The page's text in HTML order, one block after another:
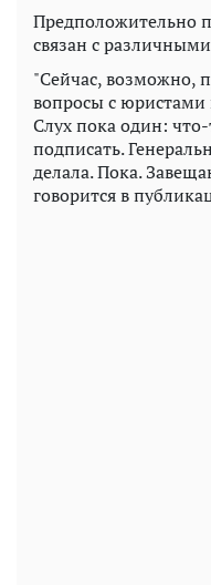
Предположительно
связан с
"Сейчас, возможно,
вопросы с юристами
Слух пока один:
подписать.
делала. Пока.
говорится в